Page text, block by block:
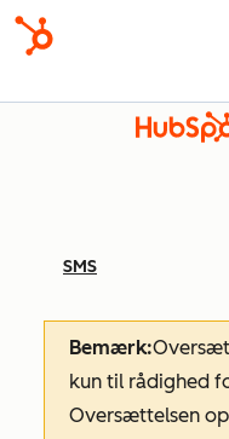
SMS
Bemærk:
kun til rådighed
Oversættelsen